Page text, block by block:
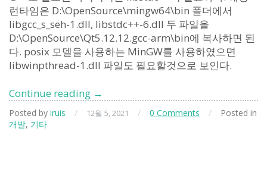
런타임은 D:\OpenSource\mingw64\bin 폴더에서
libgcc_s_seh-1.dll, libstdc++-6.dll 두 파일을
D:\OpenSource\Qt5.12.12.gcc-arm\bin에 복사하면 된
다. posix 모델을 사용하는 MinGW를 사용하였으면
libwinpthread-1.dll 파일도 필요할것으로 보인다.
Continue reading Qt
Arm
→
Posted by iruis / 12월 5, 2021 / 0 Comments /
Posted in
개발, 기타